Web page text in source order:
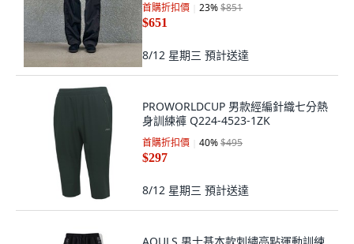
首購折扣價 23%$851
$651
8/12 星期三 預計送達
PROWORLDCUP 男款經編針織七分熱
身訓練褲 Q224-4523-1ZK
首購折扣價 40%$495
$297
8/12 星期三 預計送達